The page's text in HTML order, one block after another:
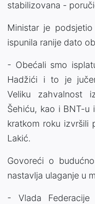
stabilizovana -
Ministar je
ispunila ranije dato
- Obećali smo
Hadžići i to je
Veliku zahvalnost
Šehiću, kao i BNT-u
kratkom roku izvršili
Lakić.
Govoreći o
nastavlja ulaganje u
- Vlada